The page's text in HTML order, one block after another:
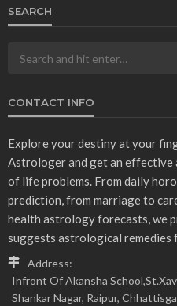
SEARCH
CONTACT INFO
Explore your destiny at your
Astrologer and get an
of life problems. From daily
prediction, from marriage to
health astrology forecasts, we
suggests astrological remedies
Address:
Infront Of Akansha
Shankar Nagar, Raipur,